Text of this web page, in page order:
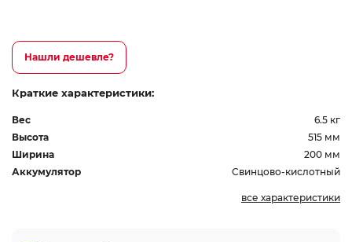
Нашли дешевле?
Краткие характеристики:
Вес
6.5 кг
Высота
515 мм
Ширина
200 мм
Аккумулятор
Свинцово-кислотный
все характеристики